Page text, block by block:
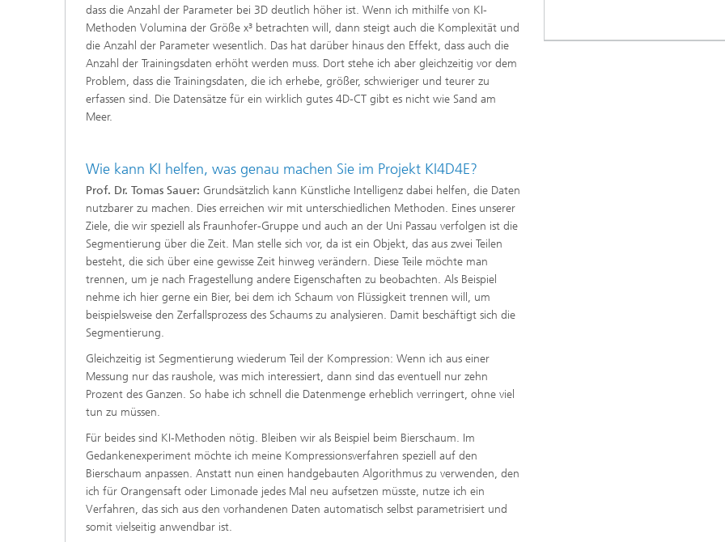
dass die Anzahl der Parameter bei 3D deutlich höher ist. Wenn ich mithilfe von KI-
Methoden Volumina der Größe x³ betrachten will, dann steigt auch die Komplexität und
die Anzahl der Parameter wesentlich. Das hat darüber hinaus den Effekt, dass auch die
Anzahl der Trainingsdaten erhöht werden muss. Dort stehe ich aber gleichzeitig vor dem
Problem, dass die Trainingsdaten, die ich erhebe, größer, schwieriger und teurer zu
erfassen sind. Die Datensätze für ein wirklich gutes 4D-CT gibt es nicht wie Sand am
Meer.
Wie kann KI helfen, was genau machen Sie im Projekt KI4D4E?
Prof. Dr. Tomas Sauer: Grundsätzlich kann Künstliche Intelligenz dabei helfen, die Daten
nutzbarer zu machen. Dies erreichen wir mit unterschiedlichen Methoden. Eines unserer
Ziele, die wir speziell als Fraunhofer-Gruppe und auch an der Uni Passau verfolgen ist die
Segmentierung über die Zeit. Man stelle sich vor, da ist ein Objekt, das aus zwei Teilen
besteht, die sich über eine gewisse Zeit hinweg verändern. Diese Teile möchte man
trennen, um je nach Fragestellung andere Eigenschaften zu beobachten. Als Beispiel
nehme ich hier gerne ein Bier, bei dem ich Schaum von Flüssigkeit trennen will, um
beispielsweise den Zerfallsprozess des Schaums zu analysieren. Damit beschäftigt sich die
Segmentierung.
Gleichzeitig ist Segmentierung wiederum Teil der Kompression: Wenn ich aus einer
Messung nur das raushole, was mich interessiert, dann sind das eventuell nur zehn
Prozent des Ganzen. So habe ich schnell die Datenmenge erheblich verringert, ohne viel
tun zu müssen.
Für beides sind KI-Methoden nötig. Bleiben wir als Beispiel beim Bierschaum. Im
Gedankenexperiment möchte ich meine Kompressionsverfahren speziell auf den
Bierschaum anpassen. Anstatt nun einen handgebauten Algorithmus zu verwenden, den
ich für Orangensaft oder Limonade jedes Mal neu aufsetzen müsste, nutze ich ein
Verfahren, das sich aus den vorhandenen Daten automatisch selbst parametrisiert und
somit vielseitig anwendbar ist.